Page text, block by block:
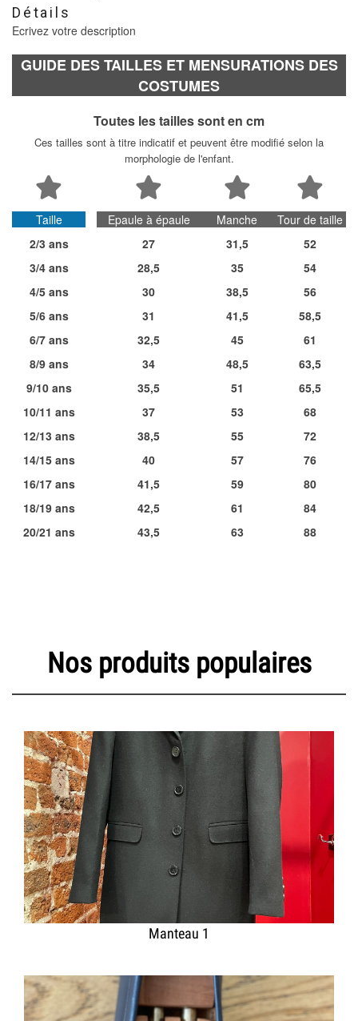
Détails
Ecrivez votre description
GUIDE DES TAILLES ET MENSURATIONS DES
COSTUMES
Toutes les tailles sont en cm
Ces tailles sont à titre indicatif et peuvent être modifié selon la
morphologie de l'enfant.
Taille
2/3 ans
3/4 ans
4/5 ans
5/6 ans
6/7 ans
8/9 ans
9/10 ans
10/11 ans
12/13 ans
14/15 ans
16/17 ans
18/19 ans
20/21 ans
Epaule à épaule
27
28,5
30
31
32,5
34
35,5
37
38,5
40
41,5
42,5
43,5
Manche
31,5
35
38,5
41,5
45
48,5
51
53
55
57
59
61
63
Tour de taille
52
54
56
58,5
61
63,5
65,5
68
72
76
80
84
88
Nos produits populaires
Manteau 1